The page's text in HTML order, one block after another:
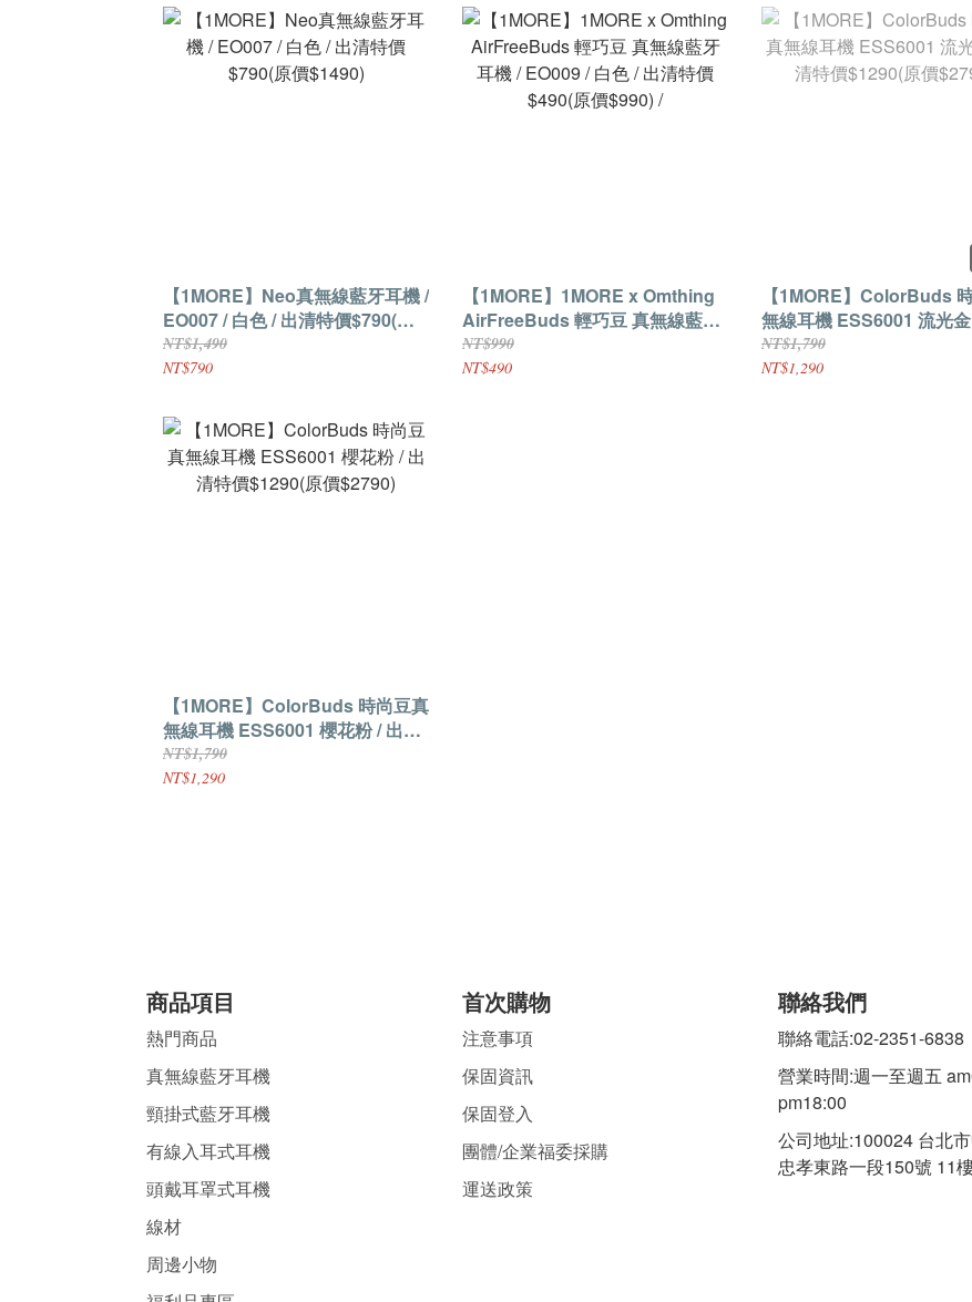
【1MORE】Neo真無線藍牙耳機 /
EO007 / 白色 / 出清特價$790(原
價$1490)
NT$1,490
NT$790
【1MORE】1MORE x Omthing
AirFreeBuds 輕巧豆 真無線藍牙
耳機 / EO009 / 白色 / 出清特價
$490(原價$990) /
NT$990
NT$490
【1MORE】ColorBuds
無線耳機 ESS6001 流光
特價$1290(原價$2790)
NT$1,790
NT$1,290
【1MORE】ColorBuds 時尚豆真
無線耳機 ESS6001 櫻花粉 / 出清
特價$1290(原價$2790)
NT$1,790
NT$1,290
商品項目
熱門商品
真無線藍牙耳機
頸掛式藍牙耳機
有線入耳式耳機
頭戴耳罩式耳機
線材
周邊小物
首次購物
注意事項
保固資訊
保固登入
團體/企業福委採購
運送政策
聯絡我們
聯絡電話:02-2351-6838
營業時間:週一至週五
pm18:00
公司地址:100024 台北
忠孝東路一段150號 11